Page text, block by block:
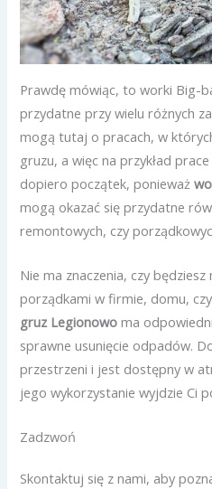
Prawdę mówiąc, to worki Big-
przydatne przy wielu różnych
mogą tutaj o pracach, w
gruzu, a więc na przykład
dopiero początek, ponieważ
mogą okazać się przydatne
remontowych, czy
Nie ma znaczenia, czy będziesz
porządkami w firmie, domu,
gruz Legionowoma
sprawne usunięcie odpadów.
przestrzeni i jest dostępny w
jego wykorzystanie wyjdzie Ci
Zadzwoń
Skontaktuj się z nami, aby